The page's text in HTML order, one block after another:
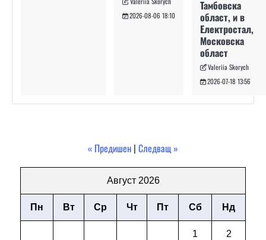
2026-08-06 18:10
Тамбовска
област, и в
Електростал,
Московска
област
Valeriia Skorych
2026-07-18 13:56
« Предишен | Следващ »
Август 2026
Пн Вт Ср Чт Пт Сб Нд
1 2